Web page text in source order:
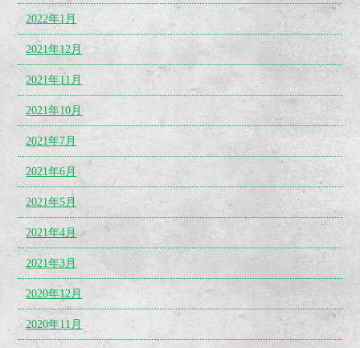
2022年1月
2021年12月
2021年11月
2021年10月
2021年7月
2021年6月
2021年5月
2021年4月
2021年3月
2020年12月
2020年11月